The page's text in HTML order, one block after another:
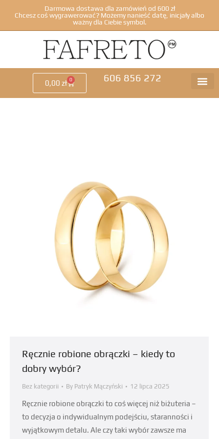
Darmowa dostawa dla zamówień od 600 zł
Chcesz coś wygrawerować? Możemy nanieść datę, inicjały albo
ważny dla Ciebie symbol.
0,00 zł 0 606 856 272
Ręcznie robione obrączki – kiedy to
dobry wybór?
Bez kategorii By Patryk Mączyński 12 lipca 2025
Ręcznie robione obrączki to coś więcej niż biżuteria –
to decyzja o indywidualnym podejściu, staranności i
wyjątkowym detalu. Ale czy taki wybór zawsze ma